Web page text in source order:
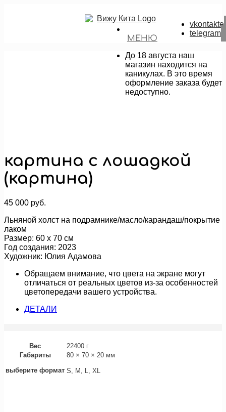
vkontakte
telegram
МЕНЮ
До 18 августа наш
магазин находится на
каникулах. В это время
оформление заказа будет
недоступно.
картина с лошадкой
(картина)
45 000 руб.
Льняной холст на подрамнике/масло/карандаш/покрытие
лаком
Размер: 60 х 70 см
Год создания: 2023
Художник: Юлия Адамова
Обращаем внимание, что цвета на экране могут
отличаться от реальных цветов из-за особенностей
цветопередачи вашего устройства.
ДЕТАЛИ
Вес
22400 г
Габариты
80 × 70 × 20 мм
выберите формат S, M, L, XL